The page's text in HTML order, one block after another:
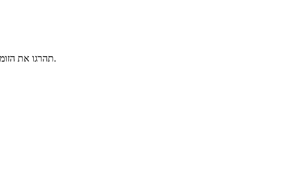
תהרגו את הזומבים לפני שהם מגיעים אל הבית. הולכים עם החצים ויורים עם העכבר.